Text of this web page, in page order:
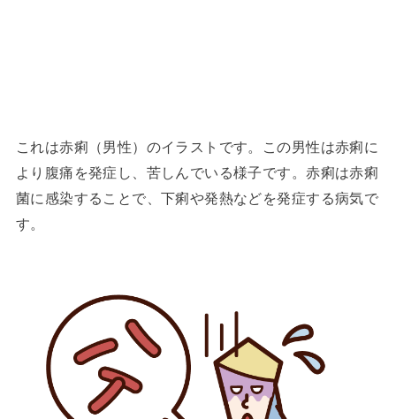
これは赤痢（男性）のイラストです。この男性は赤痢に
より腹痛を発症し、苦しんでいる様子です。赤痢は赤痢
菌に感染することで、下痢や発熱などを発症する病気で
す。